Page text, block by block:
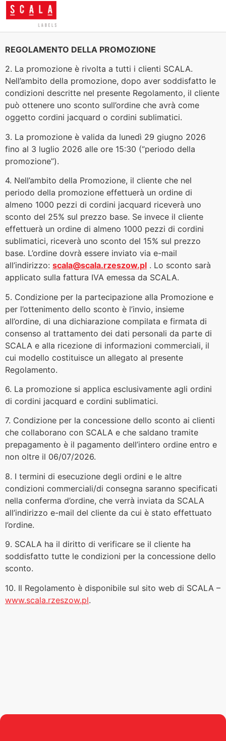
REGOLAMENTO DELLA PROMOZIONE
2. La promozione è rivolta a tutti i clienti SCALA.
Nell’ambito della promozione, dopo aver soddisfatto le
condizioni descritte nel presente Regolamento, il cliente
può ottenere uno sconto sull’ordine che avrà come
oggetto cordini jacquard o cordini sublimatici.
3. La promozione è valida da lunedì 29 giugno 2026
fino al 3 luglio 2026 alle ore 15:30 (“periodo della
promozione”).
4. Nell’ambito della Promozione, il cliente che nel
periodo della promozione effettuerà un ordine di
almeno 1000 pezzi di cordini jacquard riceverà uno
sconto del 25% sul prezzo base. Se invece il cliente
effettuerà un ordine di almeno 1000 pezzi di cordini
sublimatici, riceverà uno sconto del 15% sul prezzo
base. L’ordine dovrà essere inviato via e-mail
all’indirizzo: scala@scala.rzeszow.pl . Lo sconto sarà
applicato sulla fattura IVA emessa da SCALA.
5. Condizione per la partecipazione alla Promozione e
per l’ottenimento dello sconto è l’invio, insieme
all’ordine, di una dichiarazione compilata e firmata di
consenso al trattamento dei dati personali da parte di
SCALA e alla ricezione di informazioni commerciali, il
cui modello costituisce un allegato al presente
Regolamento.
6. La promozione si applica esclusivamente agli ordini
di cordini jacquard e cordini sublimatici.
7. Condizione per la concessione dello sconto ai clienti
che collaborano con SCALA e che saldano tramite
prepagamento è il pagamento dell’intero ordine entro e
non oltre il 06/07/2026.
8. I termini di esecuzione degli ordini e le altre
condizioni commerciali/di consegna saranno specificati
nella conferma d’ordine, che verrà inviata da SCALA
all’indirizzo e-mail del cliente da cui è stato effettuato
l’ordine.
9. SCALA ha il diritto di verificare se il cliente ha
soddisfatto tutte le condizioni per la concessione dello
sconto.
10. Il Regolamento è disponibile sul sito web di SCALA –
www.scala.rzeszow.pl.